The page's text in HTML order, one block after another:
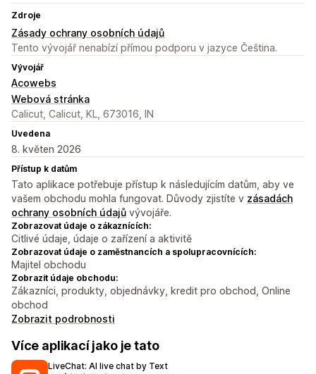
Zdroje
Zásady ochrany osobních údajů
Tento vývojář nenabízí přímou podporu v jazyce Čeština.
Vývojář
Acowebs
Webová stránka
Calicut, Calicut, KL, 673016, IN
Uvedena
8. květen 2026
Přístup k datům
Tato aplikace potřebuje přístup k následujícím datům, aby ve
vašem obchodu mohla fungovat. Důvody zjistíte v zásadách
ochrany osobních údajů vývojáře.
Zobrazovat údaje o zákaznících:
Citlivé údaje, údaje o zařízení a aktivitě
Zobrazovat údaje o zaměstnancích a spolupracovnících:
Majitel obchodu
Zobrazit údaje obchodu:
Zákazníci, produkty, objednávky, kredit pro obchod, Online
obchod
Zobrazit podrobnosti
Více aplikací jako je tato
LiveChat: AI live chat by Text